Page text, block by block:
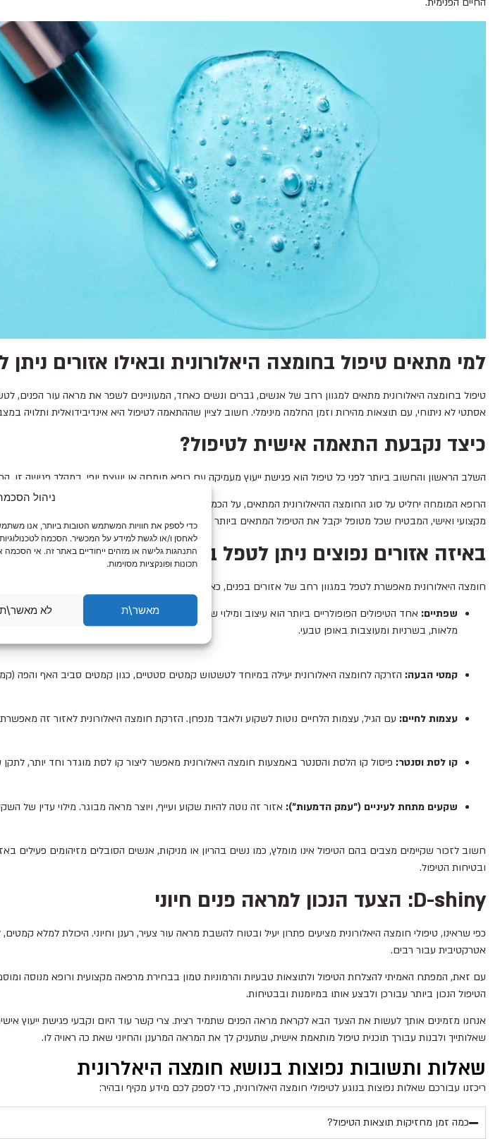
ניהול
לאחסן ו/או לגשת למידע על המכשיר. הסכמה
התנהגות גלישה או מזהים ייחודיים באתר זה. אי
תכונות ופונקציות מסוימות.
מאשר\ת לא מאשר\ת
למי מתאים טיפול בחומצה היאלורונית ובאילו אזורים ניתן
טיפול בחומצה היאלורונית מתאים למגוון רחב של אנשים, גברים ונשים כאחד, המעוניינים לשפר את מראה עור הפנים,
אסתטי לא ניתוחי, עם תוצאות מהירות וזמן החלמה מינימלי. חשוב לציין שההתאמה לטיפול היא אינדיבידואלית ותלויה
כיצד נקבעת התאמה אישית לטיפול?
השלב הראשון והחשוב ביותר לפני כל טיפול הוא פגישת ייעוץ מעמיקה עם רופא מומחה או יועצת יופי. במהלך פגישה זו,
הרופא המומחה יחליט על סוג החומצה ההיאלורונית המתאים, על הכמות הנדרשת ועל נקודות ההזרקה המדויקות, על
מקצועי ואישי, המבטיח שכל מטופל יקבל את הטיפול המתאים ביותר עבורו.
באיזה אזורים נפוצים ניתן לטפל באמצעות חומצה
חומצה היאלורונית מאפשרת לטפל במגוון רחב של אזורים בפנים, כאשר לכל אזור התמחות וטכניקת הזרקה משלו:
שפתיים: אחד הטיפולים הפופולריים ביותר הוא עיצוב ומילוי שפתיים. ניתן להוסיף נפח לשפתיים דקות,
מלאות, בשרניות ומעוצבות באופן טבעי.
קמטי הבעה: הזרקה לחומצה היאלורונית יעילה במיוחד לטשטוש קמטים סטטיים, כגון קמטים סביב האף והפה
עצמות לחיים: עם הגיל, עצמות הלחיים נוטות לשקוע ולאבד מנפחן. הזרקת חומצה היאלורונית לאזור זה
קו לסת וסנטר: פיסול קו הלסת והסנטר באמצעות חומצה היאלורונית מאפשר ליצור קו לסת מוגדר וחד יותר,
שקעים מתחת לעיניים ("עמק הדמעות"): אזור זה נוטה להיות שקוע ועייף, ויוצר מראה מבוגר. מילוי עדין של
חשוב לזכור שקיימים מצבים בהם הטיפול אינו מומלץ, כמו נשים בהריון או מניקות, אנשים הסובלים מזיהומים פעילים
ובטיחות הטיפול.
D-shiny: הצעד הנכון למראה פנים חיוני
כפי שראינו, טיפולי חומצה היאלורונית מציעים פתרון יעיל ובטוח להשבת מראה עור צעיר, רענן וחיוני. היכולת למלא
אטרקטיבית עבור רבים.
עם זאת, המפתח האמיתי להצלחת הטיפול ולתוצאות טבעיות והרמוניות טמון בבחירת מרפאה מקצועית ורופא מנוסה
הטיפול הנכון ביותר עבורכן ולבצע אותו במיומנות ובבטיחות.
אנחנו מזמינים אותך לעשות את הצעד הבא לקראת מראה הפנים שתמיד רצית. צרי קשר עוד היום וקבעי פגישת ייעוץ
שאלותייך ולבנות עבורך תוכנית טיפול מותאמת אישית, שתעניק לך את המראה המרענן והחיוני שאת כה ראויה לו.
שאלות ותשובות נפוצות בנושא חומצה היאלרונית
ריכזנו עבורכם שאלות נפוצות בנוגע לטיפולי חומצה היאלורונית, כדי לספק לכם מידע מקיף ובהיר:
כמה זמן מחזיקות תוצאות הטיפול?